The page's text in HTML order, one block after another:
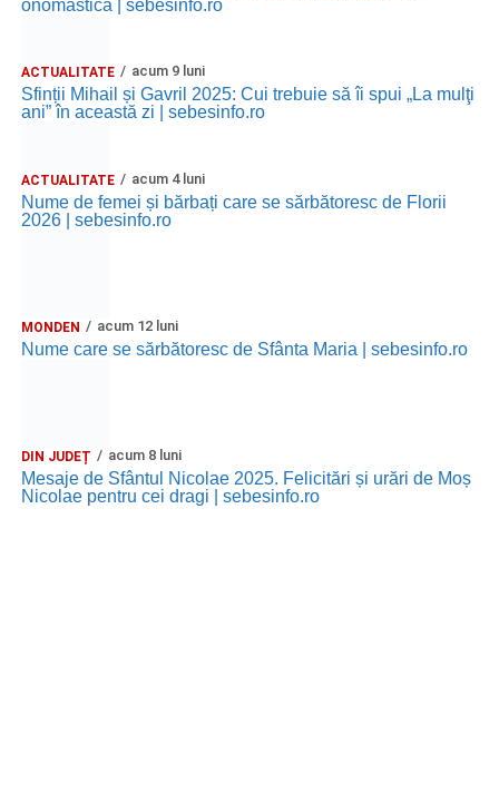
onomastica | sebesinfo.ro
ACTUALITATE acum 9 luni
Sfinții Mihail și Gavril 2025: Cui trebuie să îi spui „La mulţi
ani” în această zi | sebesinfo.ro
ACTUALITATE acum 4 luni
Nume de femei și bărbați care se sărbătoresc de Florii
2026 | sebesinfo.ro
MONDEN acum 12 luni
Nume care se sărbătoresc de Sfânta Maria | sebesinfo.ro
DIN JUDEȚ acum 8 luni
Mesaje de Sfântul Nicolae 2025. Felicitări și urări de Moș
Nicolae pentru cei dragi | sebesinfo.ro